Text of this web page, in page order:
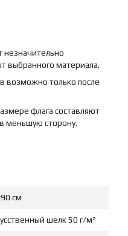
незначительно
выбранного материала.
возможно только после
флага составляют
меньшую сторону.
см
шелк 50 г/м²